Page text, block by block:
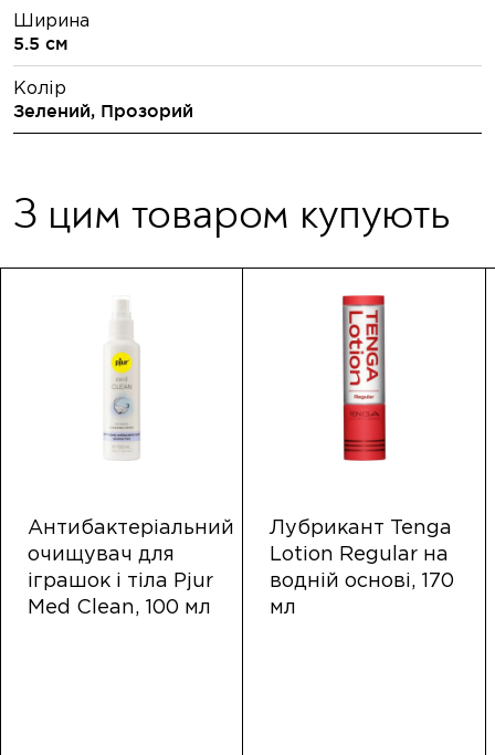
Ширина
5.5 см
Колір
Зелений, Прозорий
З цим товаром купують
Антибактеріальний
очищувач для
іграшок і тіла Pjur
Med Clean, 100 мл
Лубрикант Tenga
Lotion Regular на
водній основі, 170
мл